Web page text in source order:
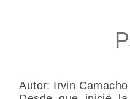
Autor: Irvin Camacho